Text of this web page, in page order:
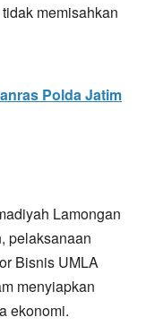
memisahkan
Polda Jatim
Lamongan
pelaksanaan
Bisnis UMLA
menyiapkan
ekonomi.